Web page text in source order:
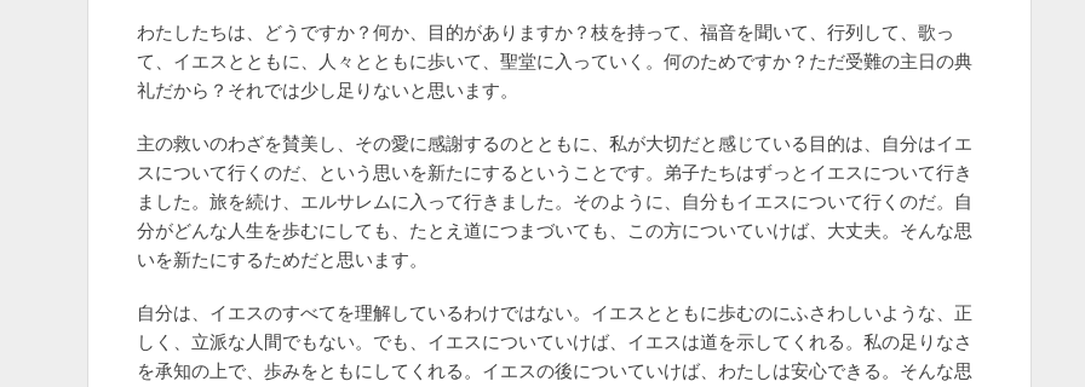
わたしたちは、どうですか？何か、目的がありますか？枝を持って、福音を聞いて、行列して、歌っ
て、イエスとともに、人々とともに歩いて、聖堂に入っていく。何のためですか？ただ受難の主日の典
礼だから？それでは少し足りないと思います。
主の救いのわざを賛美し、その愛に感謝するのとともに、私が大切だと感じている目的は、自分はイエ
スについて行くのだ、という思いを新たにするということです。弟子たちはずっとイエスについて行き
ました。旅を続け、エルサレムに入って行きました。そのように、自分もイエスについて行くのだ。自
分がどんな人生を歩むにしても、たとえ道につまづいても、この方についていけば、大丈夫。そんな思
いを新たにするためだと思います。
自分は、イエスのすべてを理解しているわけではない。イエスとともに歩むのにふさわしいような、正
しく、立派な人間でもない。でも、イエスについていけば、イエスは道を示してくれる。私の足りなさ
を承知の上で、歩みをともにしてくれる。イエスの後についていけば、わたしは安心できる。そんな思